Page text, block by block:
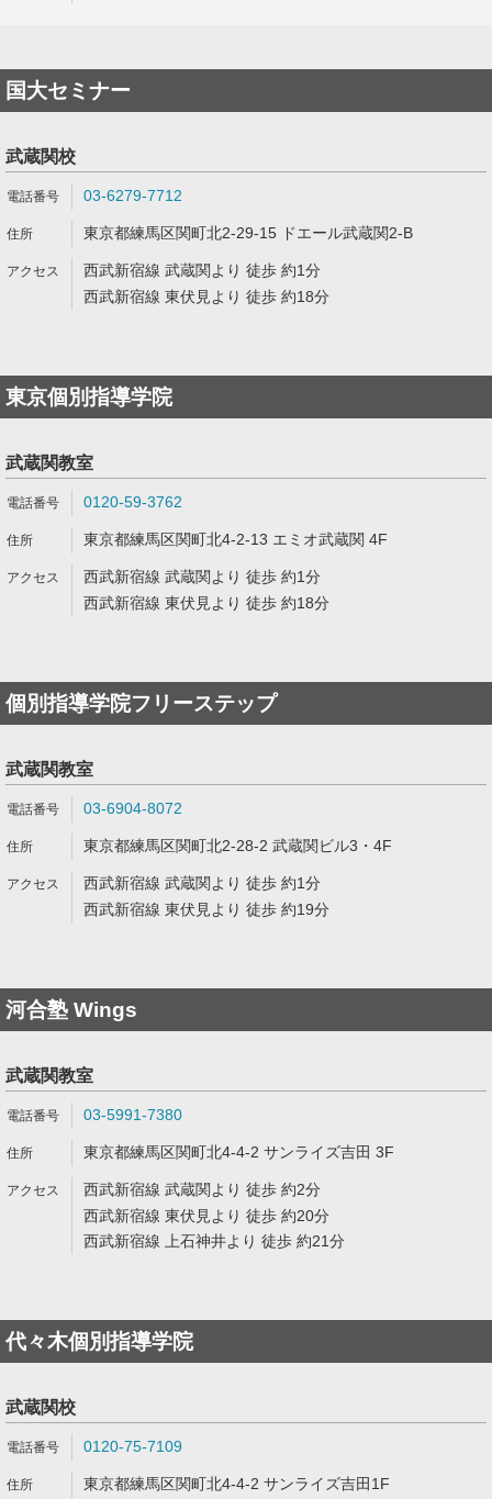
国大セミナー
武蔵関校
03-6279-7712
東京都練馬区関町北2-29-15 ドエール武蔵関2-B
西武新宿線 武蔵関より 徒歩 約1分
西武新宿線 東伏見より 徒歩 約18分
東京個別指導学院
武蔵関教室
0120-59-3762
東京都練馬区関町北4-2-13 エミオ武蔵関 4F
西武新宿線 武蔵関より 徒歩 約1分
西武新宿線 東伏見より 徒歩 約18分
個別指導学院フリーステップ
武蔵関教室
03-6904-8072
東京都練馬区関町北2-28-2 武蔵関ビル3・4F
西武新宿線 武蔵関より 徒歩 約1分
西武新宿線 東伏見より 徒歩 約19分
河合塾 Wings
武蔵関教室
03-5991-7380
東京都練馬区関町北4-4-2 サンライズ吉田 3F
西武新宿線 武蔵関より 徒歩 約2分
西武新宿線 東伏見より 徒歩 約20分
西武新宿線 上石神井より 徒歩 約21分
代々木個別指導学院
武蔵関校
0120-75-7109
東京都練馬区関町北4-4-2 サンライズ吉田1F